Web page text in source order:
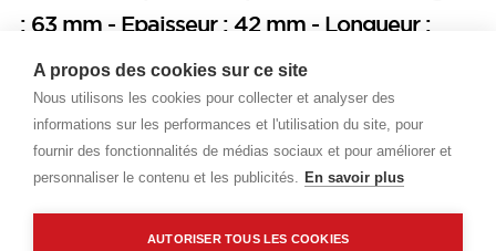
A propos des cookies sur ce site
Nous utilisons les cookies pour collecter et analyser des
informations sur les performances et l'utilisation du site, pour
fournir des fonctionnalités de médias sociaux et pour améliorer et
personnaliser le contenu et les publicités. En savoir plus
AUTORISER TOUS LES COOKIES
: 63 mm - Epaisseur : 42 mm - Longueur :
4200 mm
Prix public
Plus 0,07 € d'éco-part. DEEE
2,30 €TTC/ML